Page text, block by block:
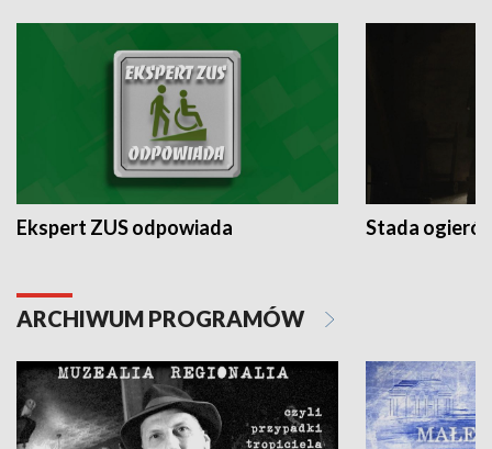
Ekspert ZUS odpowiada Stada
ARCHIWUM PROGRAMÓW